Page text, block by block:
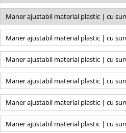
Maner ajustabil material plastic | cu
Maner ajustabil material plastic | cu
Maner ajustabil material plastic | cu
Maner ajustabil material plastic | cu
Maner ajustabil material plastic | cu
Maner ajustabil material plastic | cu